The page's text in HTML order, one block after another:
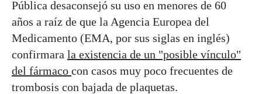
Pública desaconsejó su uso en menores de 60
años a raíz de que la Agencia Europea del
Medicamento (EMA, por sus siglas en inglés)
confirmara la existencia de un "posible vínculo"
del fármaco con casos muy poco frecuentes de
trombosis con bajada de plaquetas.